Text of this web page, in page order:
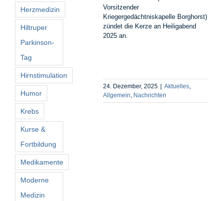
Vorsitzender
Kriegergedächtniskapelle Borghorst)
zündet die Kerze an Heiligabend
2025 an.
24. Dezember, 2025 | Aktuelles
Allgemein Nachrichten
Herzmedizin
Hiltruper
Parkinson-
Tag
Hirnstimulation
Humor
Krebs
Kurse &
Fortbildung
Medikamente
Moderne
Medizin